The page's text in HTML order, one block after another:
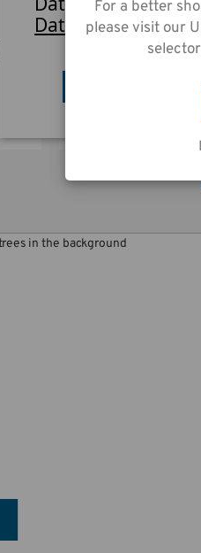
Tenba Tools 16"
AUSWAHL
For a better
please visit our